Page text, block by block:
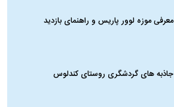
معرفی موزه لوور پاریس و راهنمای بازدید
جاذبه های گردشگری روستای کندلوس